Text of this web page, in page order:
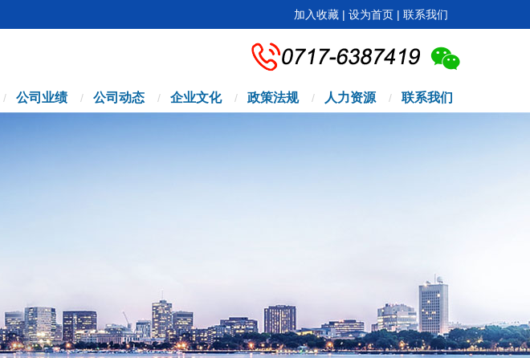
加入收藏 | 设为首页 | 联系我们
/ 公司业绩 / 公司动态 / 企业文化 / 政策法规 / 人力资源 / 联系我们